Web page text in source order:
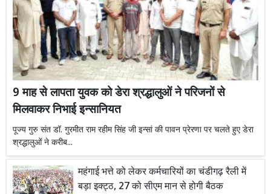
9 माह से लापता युवक को डेरा श्रद्धालुओं ने परिजनों से
मिलवाकर निभाई इन्सानियत
पूज्य गुरु संत डॉ. गुरमीत राम रहीम सिंह जी इन्सां की पावन प्रेरणा पर चलते हुए डेरा
श्रद्धालुओं ने करीब...
महंगाई भत्ते को लेकर कर्मचारियों का चंडीगढ़ रैली में
बड़ा इक्ट्ठ, 27 को सीएम मान से होगी बैठक